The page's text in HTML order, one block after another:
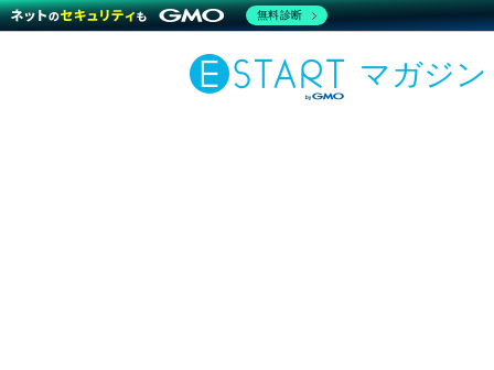
マガジン
無料診断